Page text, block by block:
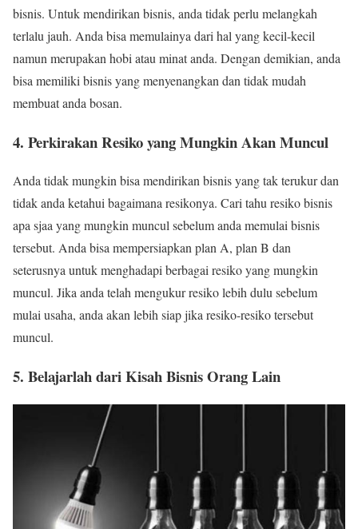
bisnis. Untuk mendirikan bisnis, anda tidak perlu melangkah
terlalu jauh. Anda bisa memulainya dari hal yang kecil-kecil
namun merupakan hobi atau minat anda. Dengan demikian, anda
bisa memiliki bisnis yang menyenangkan dan tidak mudah
membuat anda bosan.
4. Perkirakan Resiko yang Mungkin Akan Muncul
Anda tidak mungkin bisa mendirikan bisnis yang tak terukur dan
tidak anda ketahui bagaimana resikonya. Cari tahu resiko bisnis
apa sjaa yang mungkin muncul sebelum anda memulai bisnis
tersebut. Anda bisa mempersiapkan plan A, plan B dan
seterusnya untuk menghadapi berbagai resiko yang mungkin
muncul. Jika anda telah mengukur resiko lebih dulu sebelum
mulai usaha, anda akan lebih siap jika resiko-resiko tersebut
muncul.
5. Belajarlah dari Kisah Bisnis Orang Lain